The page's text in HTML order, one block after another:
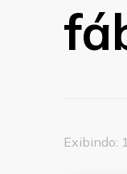
Exibindo: